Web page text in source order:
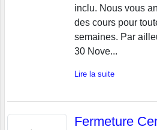
inclu. Nous vous
des cours pour
semaines. Par
30 Nove...
Lire la suite
Fermeture